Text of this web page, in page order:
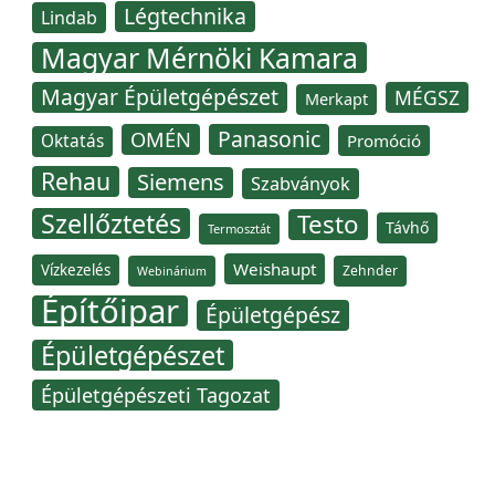
Lindab Légtechnika
Magyar Mérnöki Kamara
Magyar Épületgépészet Merkapt MÉGSZ
Oktatás OMÉN Panasonic Promóció
Rehau Siemens Szabványok
Szellőztetés Termosztát Testo Távhő
Vízkezelés Webinárium Weishaupt Zehnder
Építőipar Épületgépész
Épületgépészet
Épületgépészeti Tagozat